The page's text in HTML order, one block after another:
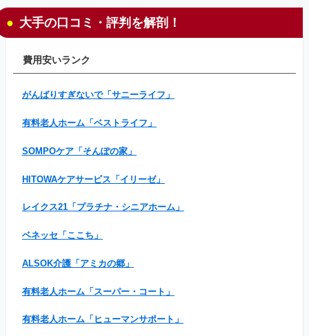
大手の口コミ・評判を解剖！
費用安いランク
がんばりすぎないで「サニーライフ」
有料老人ホーム「ベストライフ」
SOMPOケア「そんぽの家」
HITOWAケアサービス「イリーゼ」
レイクス21「プラチナ・シニアホーム」
ベネッセ「ここち」
ALSOK介護「アミカの郷」
有料老人ホーム「スーパー・コート」
有料老人ホーム「ヒューマンサポート」